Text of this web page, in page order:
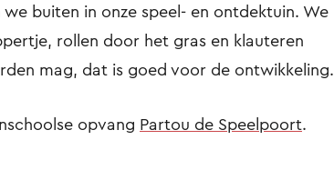
we buiten in onze speel- en ontdektuin. We
rollen door het gras en klauteren
mag, dat is goed voor de ontwikkeling.
opvang Partou de Speelpoort.